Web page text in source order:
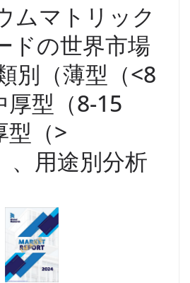
ムマトリック
ドの世界市場
別（薄型（<8
型（8-15
型（>
、用途別分析